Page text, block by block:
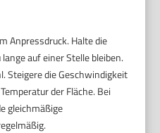
Anpressdruck. Halte die
auf einer Stelle bleiben.
Steigere die Geschwindigkeit
der Fläche. Bei
gleichmäßige